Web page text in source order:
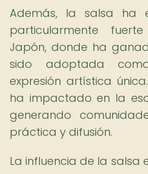
Además, la salsa ha
particularmente
Japón, donde ha
sido adoptada
expresión artística
ha impactado en la
generando
práctica y difusión.
La influencia de la salsa